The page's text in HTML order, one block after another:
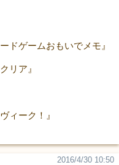
ドゲームおもいでメモ』
リア』
ィーク！』
2016/4/30 10:50